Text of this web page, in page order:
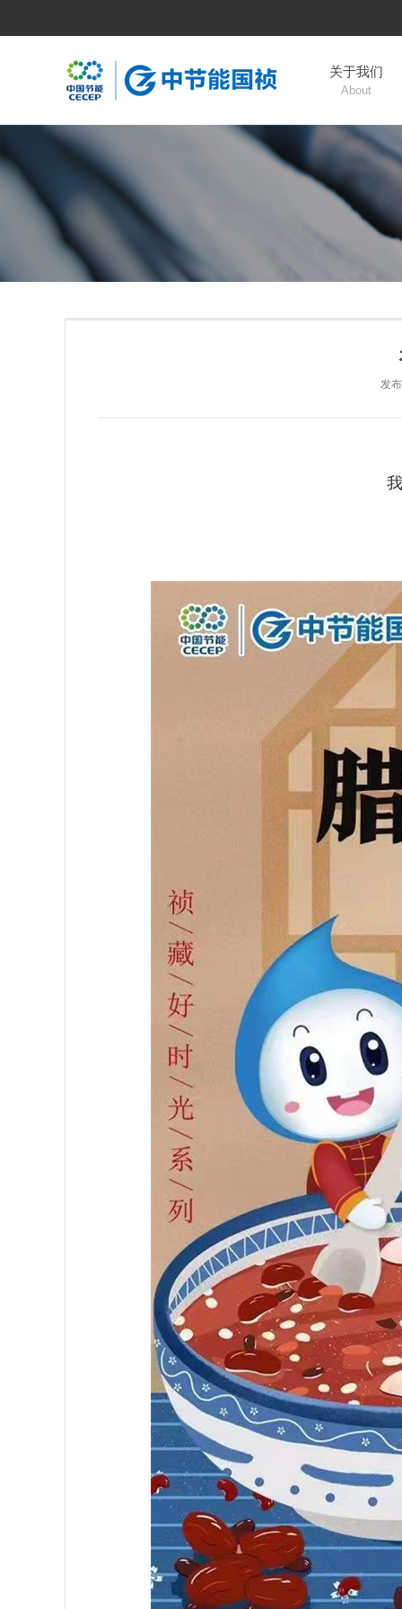
关于我们
About
发